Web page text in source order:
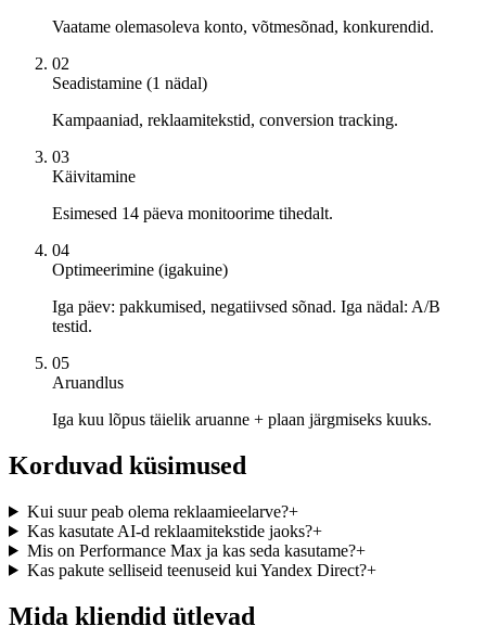
Vaatame olemasoleva konto, võtmesõnad, konkurendid.
02
Seadistamine (1 nädal)
Kampaaniad, reklaamitekstid, conversion tracking.
03
Käivitamine
Esimesed 14 päeva monitoorime tihedalt.
04
Optimeerimine (igakuine)
Iga päev: pakkumised, negatiivsed sõnad. Iga nädal: A/B
testid.
05
Aruandlus
Iga kuu lõpus täielik aruanne + plaan järgmiseks kuuks.
Korduvad küsimused
Kui suur peab olema reklaamieelarve?+
Kas kasutate AI-d reklaamitekstide jaoks?+
Mis on Performance Max ja kas seda kasutame?+
Kas pakute selliseid teenuseid kui Yandex Direct?+
Mida kliendid ütlevad